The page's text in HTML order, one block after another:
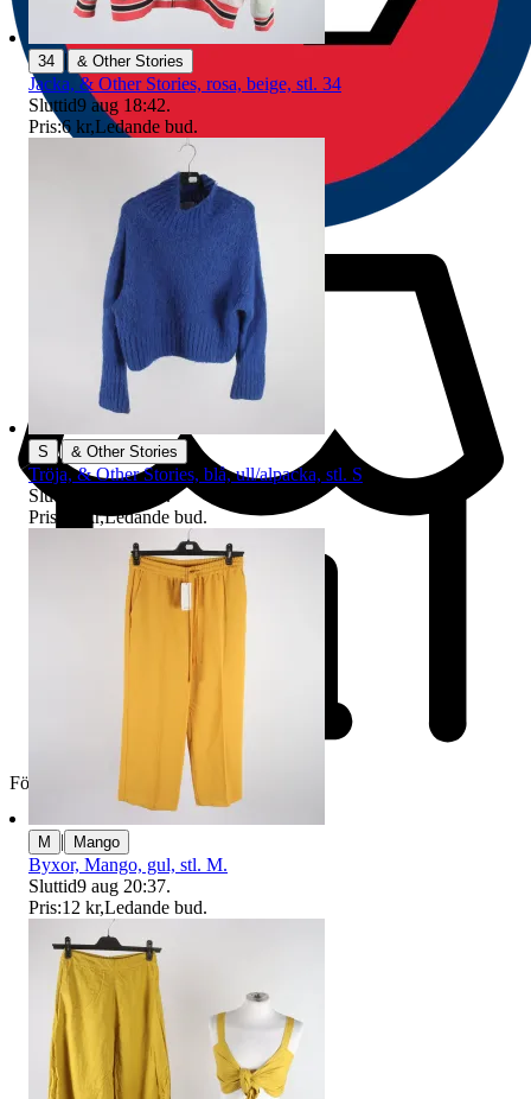
Företag
34 | & Other Stories
Jacka, & Other Stories, rosa, beige, stl. 34
Sluttid9 aug 18:42.
Pris:6 kr,Ledande bud.
S | & Other Stories
Tröja, & Other Stories, blå, ull/alpacka, stl. S
Sluttid
.
Pris:
35 kr,Ledande bud.
M | Mango
Byxor, Mango, gul, stl. M.
Sluttid9 aug 20:37.
Pris:12 kr,Ledande bud.